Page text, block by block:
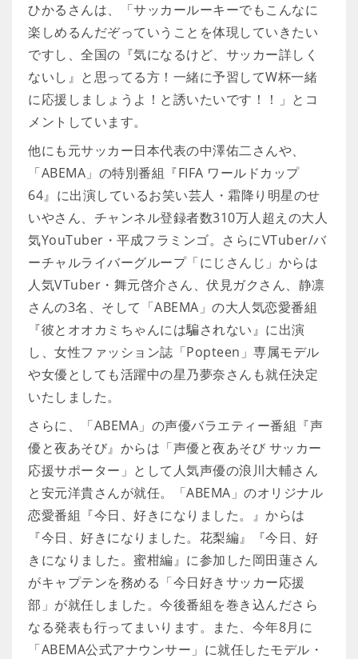
ひかるさんは、「サッカールーキーでもこんなに
楽しめるんだぞっていうことを体現していきたい
ですし、全国の『気になるけど、サッカー詳しく
ないし』と思ってる方！一緒に予習してW杯一緒
に応援しましょうよ！と誘いたいです！！」とコ
メントしています。
他にも元サッカー日本代表の中澤佑二さんや、
「ABEMA」の特別番組『FIFA ワールドカップ
64』に出演しているお笑い芸人・霜降り明星のせ
いやさん、チャンネル登録者数310万人超えの大人
気YouTuber・平成フラミンゴ。さらにVTuber/バ
ーチャルライバーグループ「にじさんじ」からは
人気VTuber・舞元啓介さん、伏見ガクさん、静凛
さんの3名、そして「ABEMA」の大人気恋愛番組
『彼とオオカミちゃんには騙されない』に出演
し、女性ファッション誌「Popteen」専属モデル
や女優としても活躍中の星乃夢奈さんも就任決定
いたしました。
さらに、「ABEMA」の声優バラエティー番組『声
優と夜あそび』からは「声優と夜あそび サッカー
応援サポーター」として人気声優の浪川大輔さん
と安元洋貴さんが就任。「ABEMA」のオリジナル
恋愛番組『今日、好きになりました。』からは
『今日、好きになりました。花梨編』『今日、好
きになりました。蜜柑編』に参加した岡田蓮さん
がキャプテンを務める「今日好きサッカー応援
部」が就任しました。今後番組を巻き込んださら
なる発表も行ってまいります。また、今年8月に
「ABEMA公式アナウンサー」に就任したモデル・